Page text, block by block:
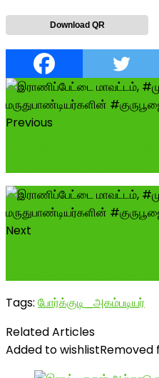
Download QR
Previous
Next
Tags: போர்க்குடி_அகம்படியர்
Related Articles
Added to wishlistRemoved